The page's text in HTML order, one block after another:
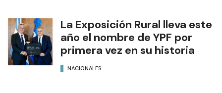
La Exposición Rural lleva este
año el nombre de YPF por
primera vez en su historia
NACIONALES